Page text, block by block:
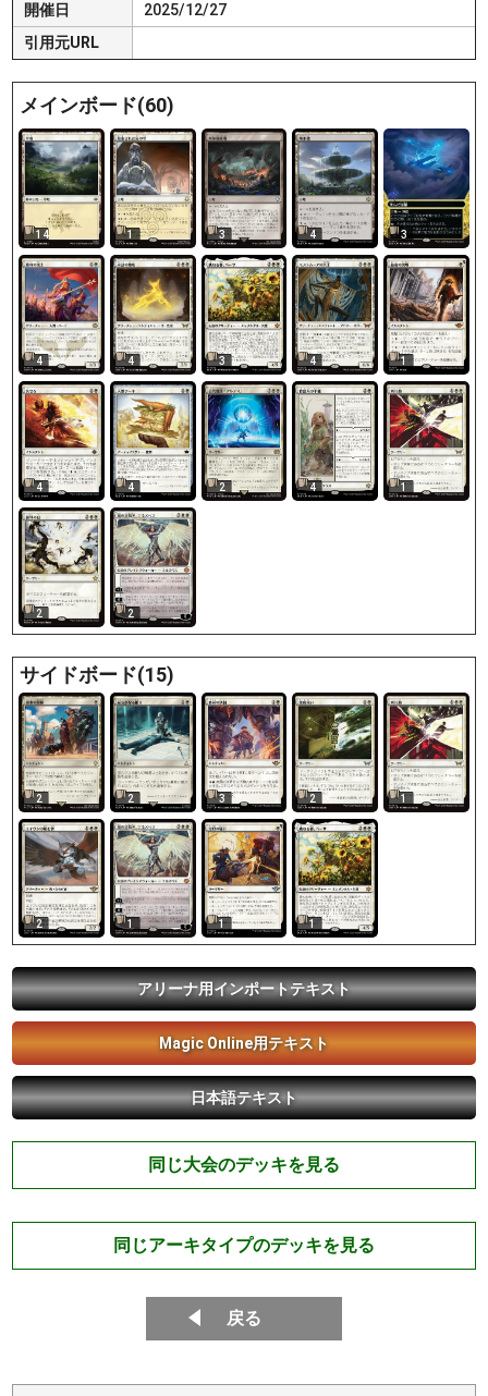
開催日
2025/12/27
引用元URL
メインボード(60)
14 1 3 4 3
4 4 3 4 1
4 4 2 4 1
2 2
サイドボード(15)
2 2 3 2 1
2 1 1 1
アリーナ用インポートテキスト
Magic Online用テキスト
日本語テキスト
同じ大会のデッキを見る
同じアーキタイプのデッキを見る
戻る